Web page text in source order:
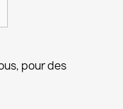
pour des